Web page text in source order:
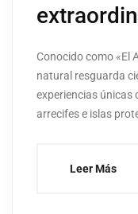
Conocido como «El
natural resguarda
experiencias únicas
arrecifes e islas
Leer Más